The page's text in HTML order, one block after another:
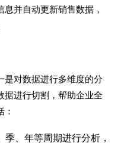
并自动更新销售数据，
是对数据进行多维度的分
据进行切割，帮助企业全
季、年等周期进行分析，